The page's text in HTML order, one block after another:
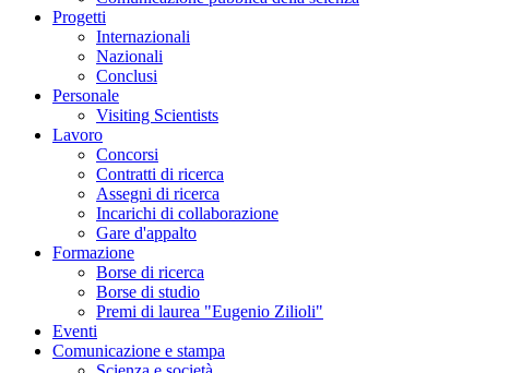
Progetti
Internazionali
Nazionali
Conclusi
Personale
Visiting Scientists
Lavoro
Concorsi
Contratti di ricerca
Assegni di ricerca
Incarichi di collaborazione
Gare d'appalto
Formazione
Borse di ricerca
Borse di studio
Premi di laurea "Eugenio Zilioli"
Eventi
Comunicazione e stampa